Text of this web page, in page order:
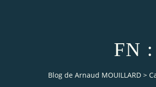
FN
Blog de Arnaud MOUILLARD >